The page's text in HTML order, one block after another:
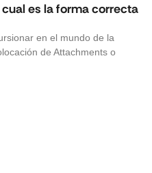
es la forma correcta
en el mundo de la
de Attachments o